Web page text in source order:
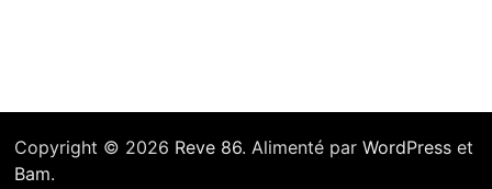
Copyright © 2026 Reve 86. Alimenté par WordPresset
Bam.